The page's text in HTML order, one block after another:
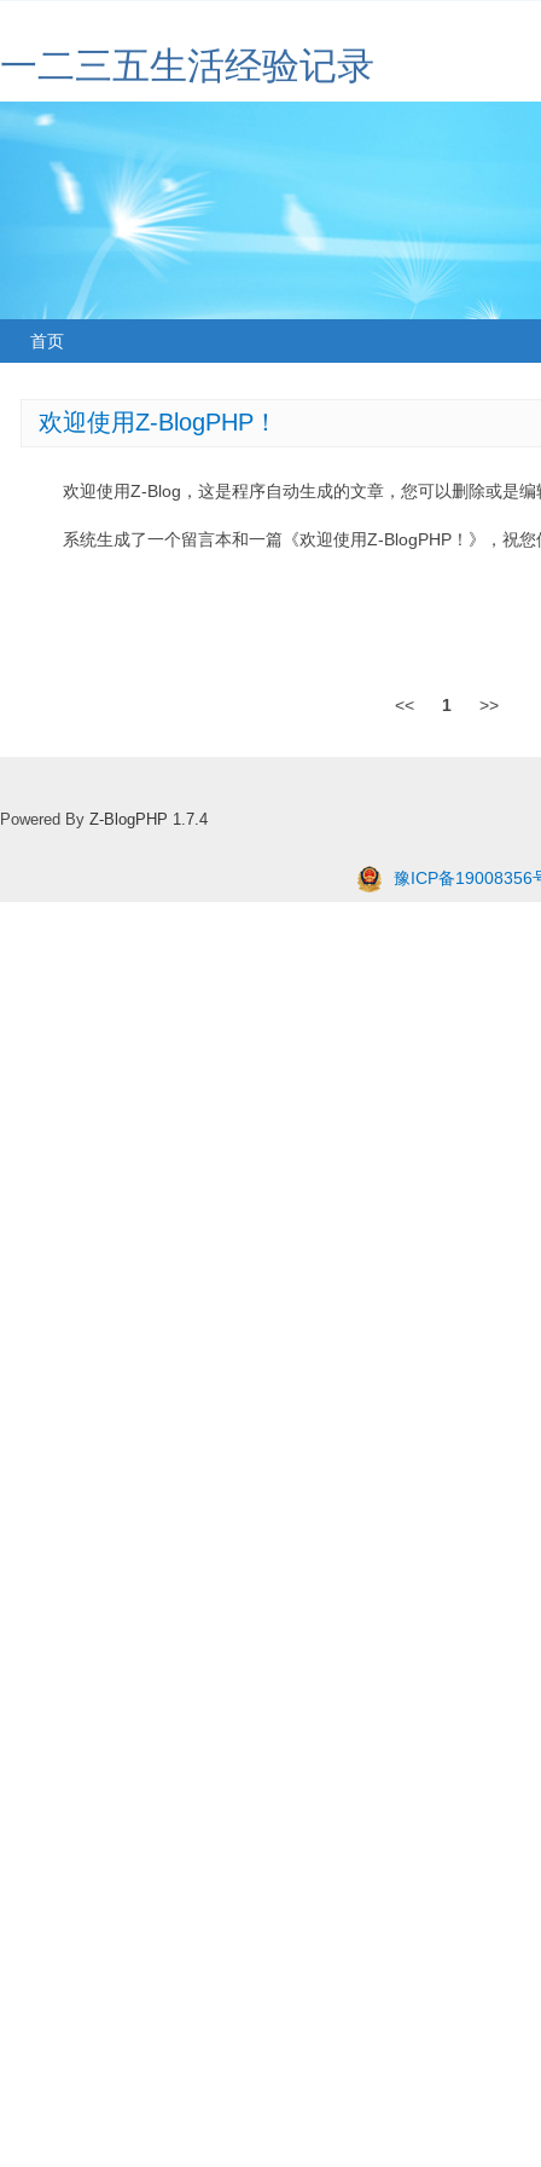
一二三五生活经验记录
首页
欢迎使用Z-BlogPHP！
欢迎使用Z-Blog，这是程序自动生成的文章，您可以删除或是编
系统生成了一个留言本和一篇《欢迎使用Z-BlogPHP！》，祝
<< 1 >>
Powered By Z-BlogPHP 1.7.4
豫ICP备19008356